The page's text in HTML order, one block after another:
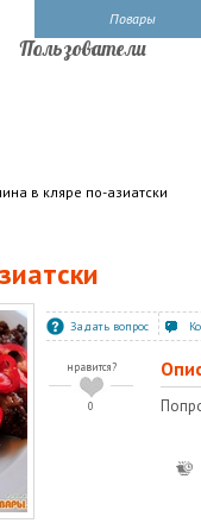
Повары
Пользователи
в кляре по-азиатски
Задать вопрос
нравится?
0